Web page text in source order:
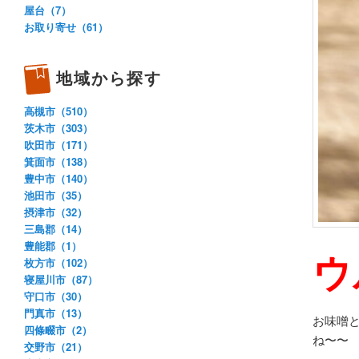
お味噌
ね〜〜
屋台（7）
お取り寄せ（61）
地域から探す
高槻市（510）
茨木市（303）
吹田市（171）
箕面市（138）
豊中市（140）
池田市（35）
摂津市（32）
三島郡（14）
豊能郡（1）
枚方市（102）
寝屋川市（87）
守口市（30）
門真市（13）
四條畷市（2）
交野市（21）